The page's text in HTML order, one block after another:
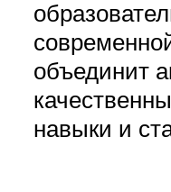
объединит
навыки и